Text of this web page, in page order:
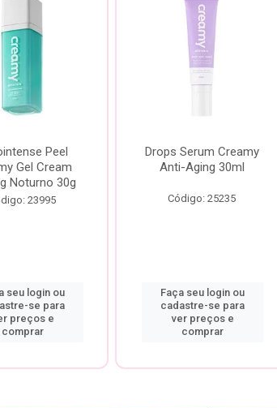
Peel
Gel Cream
Noturno 30g
23995
seu login ou
se para
preços e
comprar
Drops Serum Creamy
Anti-Aging 30ml
Código: 25235
Faça seu login ou
cadastre-se para
ver preços e
comprar